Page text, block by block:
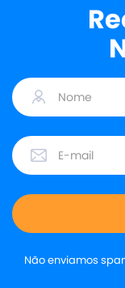
Não enviamos